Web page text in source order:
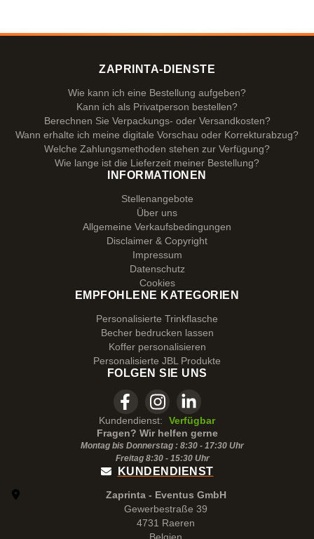
ZAPRINTA-DIENSTE
Wie kann ich eine Bestellung aufgeben?
Kann ich als Privatperson bestellen?
Berechnen Sie Verpackungs- oder Versandkosten?
Wann erhalte ich meine digitale Vorschau oder Korrekturabzug?
Welche Zahlungsmethoden stehen zur Verfügung?
Wie lange ist die Lieferzeit meiner Bestellung?
INFORMATIONEN
Stellenangebote
Über uns
Allgemeine Verkaufsbedingungen
Disclaimer & Copyright
Impressum
Datenschutz
Cookies
EMPFOHLENE KATEGORIEN
Personalisierte Trinkflasche
Becher bedrucken lassen
Koffer personalisieren
Personalisierte JBL Produkte
FOLGEN SIE UNS
Kundendienst:
Verfügbar
Fragen? Wir helfen gerne
Montag bis Donnerstag : 8:30 - 17:30 Uhr
Freitag 8:30 - 15:30Uhr
KUNDENDIENST
Zaprinta - Eventus GmbH
Gewerbestraße 39
4731 Raeren